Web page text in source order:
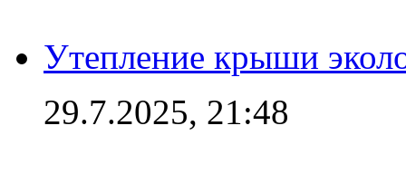
Утепление крыши
29.7.2025, 21:48